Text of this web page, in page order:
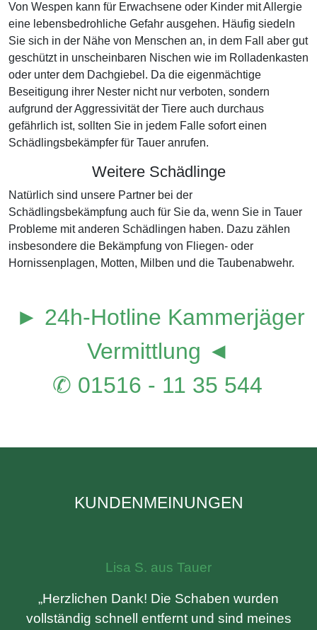
Von Wespen kann für Erwachsene oder Kinder mit Allergie
eine lebensbedrohliche Gefahr ausgehen. Häufig siedeln
Sie sich in der Nähe von Menschen an, in dem Fall aber gut
geschützt in unscheinbaren Nischen wie im Rolladenkasten
oder unter dem Dachgiebel. Da die eigenmächtige
Beseitigung ihrer Nester nicht nur verboten, sondern
aufgrund der Aggressivität der Tiere auch durchaus
gefährlich ist, sollten Sie in jedem Falle sofort einen
Schädlingsbekämpfer für Tauer anrufen.
Weitere Schädlinge
Natürlich sind unsere Partner bei der
Schädlingsbekämpfung auch für Sie da, wenn Sie in Tauer
Probleme mit anderen Schädlingen haben. Dazu zählen
insbesondere die Bekämpfung von Fliegen- oder
Hornissenplagen, Motten, Milben und die Taubenabwehr.
► 24h-Hotline Kammerjäger
Vermittlung ◄
✆ 01516 - 11 35 544
KUNDENMEINUNGEN
Lisa S. aus Tauer
„Herzlichen Dank! Die Schaben wurden
vollständig schnell entfernt und sind meines